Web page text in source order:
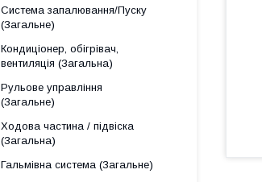
Система запалювання/Пуску
(Загальне)
Кондиціонер, обігрівач,
вентиляція (Загальна)
Рульове управління
(Загальне)
Ходова частина / підвіска
(Загальна)
Гальмівна система (Загальне)